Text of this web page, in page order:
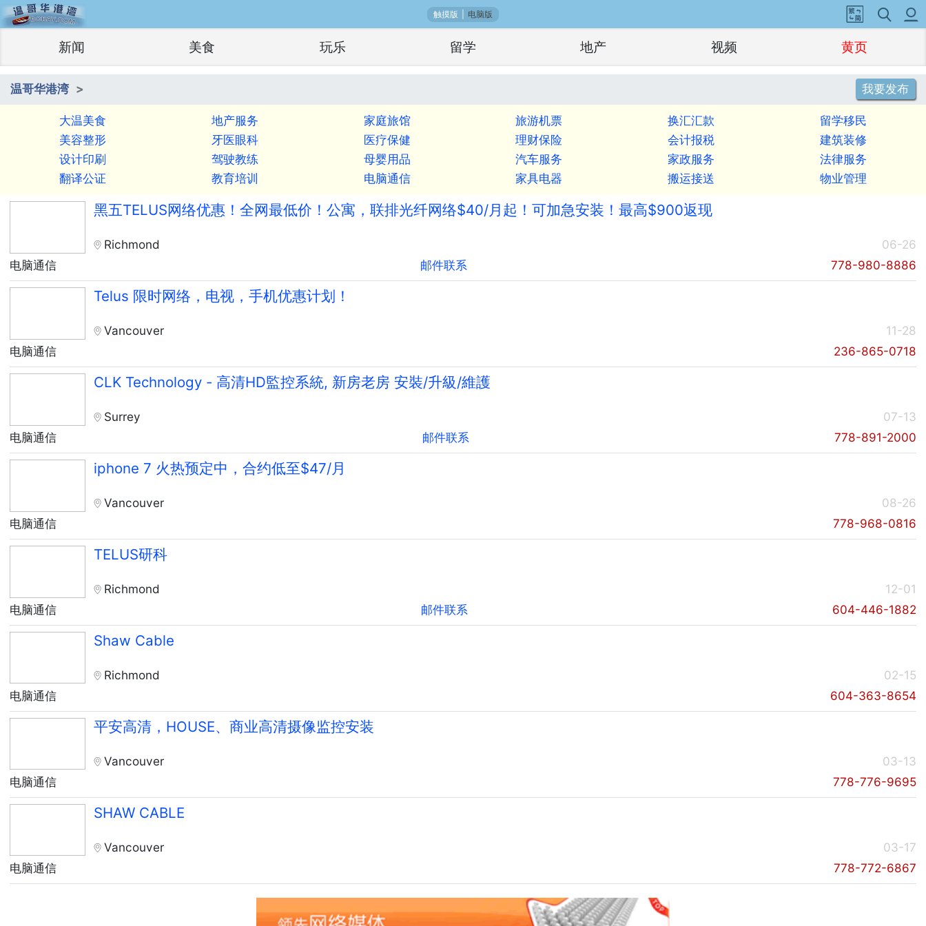
触摸版 电脑版
新闻 美食 玩乐 留学 地产 视频 黄页
温哥华港湾 我要发布
大温美食 地产服务 家庭旅馆 旅游机票 换汇汇款
留学移民
美容整形
牙医眼科 医疗保健 理财保险 会计报税
建筑装修
设计印刷
驾驶教练 母婴用品 汽车服务 家政服务
法律服务
翻译公证
教育培训 电脑通信 家具电器 搬运接送 物业管理
黑五TELUS网络优惠！全网最低价！公寓，联排光纤网络$40/月起！可加急安装！最高$900返现
Richmond
06-26
电脑通信
邮件联系 778-980-8886
Telus 限时网络，电视，手机优惠计划！
Vancouver
11-28
电脑通信
236-865-0718
CLK Technology - 高清HD監控系統, 新房老房 安裝/升級/維護
Surrey
07-13
电脑通信
邮件联系 778-891-2000
iphone 7 火热预定中，合约低至$47/月
Vancouver
08-26
电脑通信
778-968-0816
TELUS研科
Richmond
12-01
电脑通信
邮件联系 604-446-1882
Shaw Cable
Richmond
02-15
电脑通信
604-363-8654
平安高清，HOUSE、商业高清摄像监控安装
Vancouver
03-13
电脑通信
778-776-9695
SHAW CABLE
Vancouver
03-17
电脑通信
778-772-6867